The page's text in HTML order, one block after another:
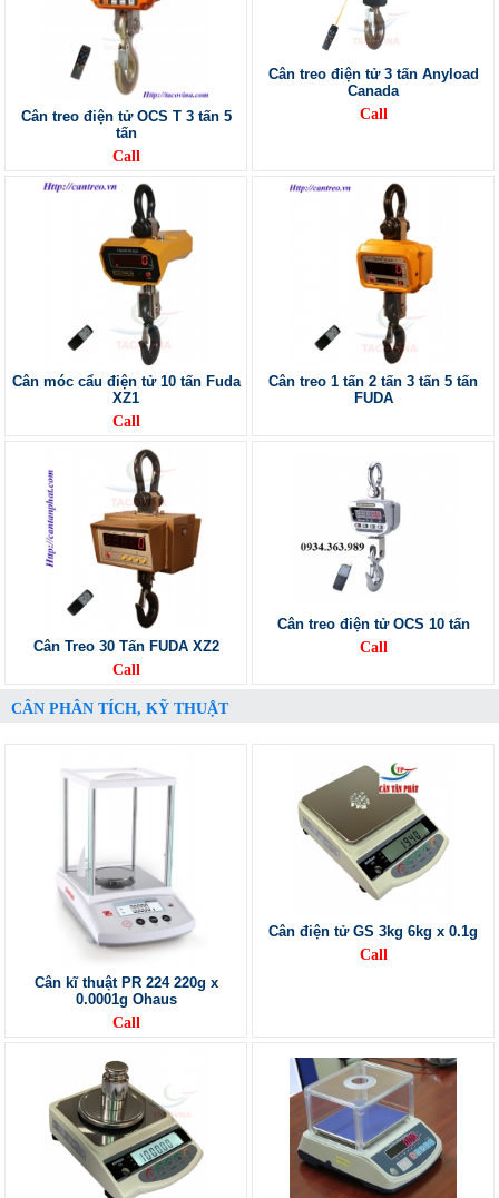
Cân treo điện tử OCS T 3 tấn 5
tấn
Call
Cân treo điện tử 3 tấn Anyload
Canada
Call
Cân móc cẩu điện tử 10 tấn Fuda
XZ1
Call
Cân treo 1 tấn 2 tấn 3 tấn 5 tấn
FUDA
Cân Treo 30 Tấn FUDA XZ2
Call
Cân treo điện tử OCS 10 tấn
Call
CÂN PHÂN TÍCH, KỸ THUẬT
Cân kĩ thuật PR 224 220g x
0.0001g Ohaus
Call
Cân điện tử GS 3kg 6kg x 0.1g
Call